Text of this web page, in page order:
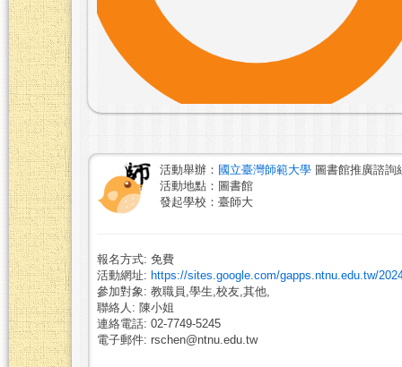
活動舉辦： 國立臺灣師範大學 圖書館推廣諮詢
活動地點：圖書館
發起學校：臺師大
報名方式: 免費
活動網址: https://sites.google.com/gapps.ntnu.edu.tw/
參加對象: 教職員,學生,校友,其他,
聯絡人: 陳小姐
連絡電話: 02-7749-5245
電子郵件: rschen@ntnu.edu.tw